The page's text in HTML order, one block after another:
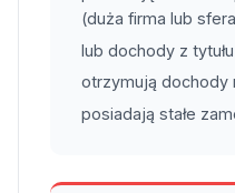
(duża firma lub
lub dochody z
otrzymują dochody
posiadają stałe